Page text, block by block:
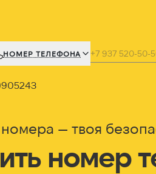
НОМЕР ТЕЛЕФОНА
— твоя
номер